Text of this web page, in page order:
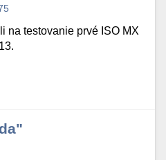
na testovanie prvé ISO MX